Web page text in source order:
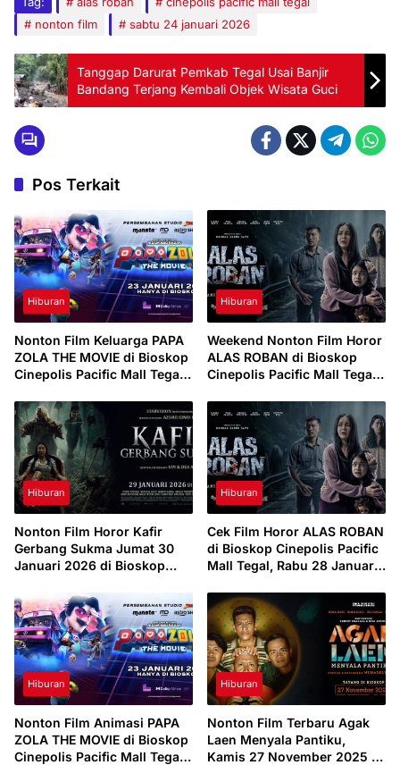
nonton film
sabtu 24 januari 2026
Tanggap Darurat Pemkab Tegal Usai Banjir
Bandang Terjang Kembali Objek Wisata Guci
Pos Terkait
Hiburan
Nonton Film Keluarga PAPA
ZOLA THE MOVIE di Bioskop
Cinepolis Pacific Mall Tegal,
Hiburan
Weekend Nonton Film Horor
ALAS ROBAN di Bioskop
Cinepolis Pacific Mall Tegal,
Hiburan
Nonton Film Horor Kafir
Gerbang Sukma Jumat 30
Januari 2026 di Bioskop
Hiburan
Cek Film Horor ALAS ROBAN
di Bioskop Cinepolis Pacific
Mall Tegal, Rabu 28 Januari
Hiburan
Nonton Film Animasi PAPA
ZOLA THE MOVIE di Bioskop
Cinepolis Pacific Mall Tegal,
Hiburan
Nonton Film Terbaru Agak
Laen Menyala Pantiku,
Kamis 27 November 2025 di